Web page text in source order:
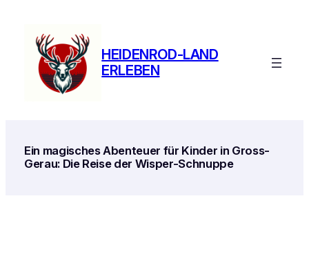
springen
HEIDENROD-LAND
ERLEBEN
Ein magisches Abenteuer für Kinder in Gross-
Gerau: Die Reise der Wisper-Schnuppe